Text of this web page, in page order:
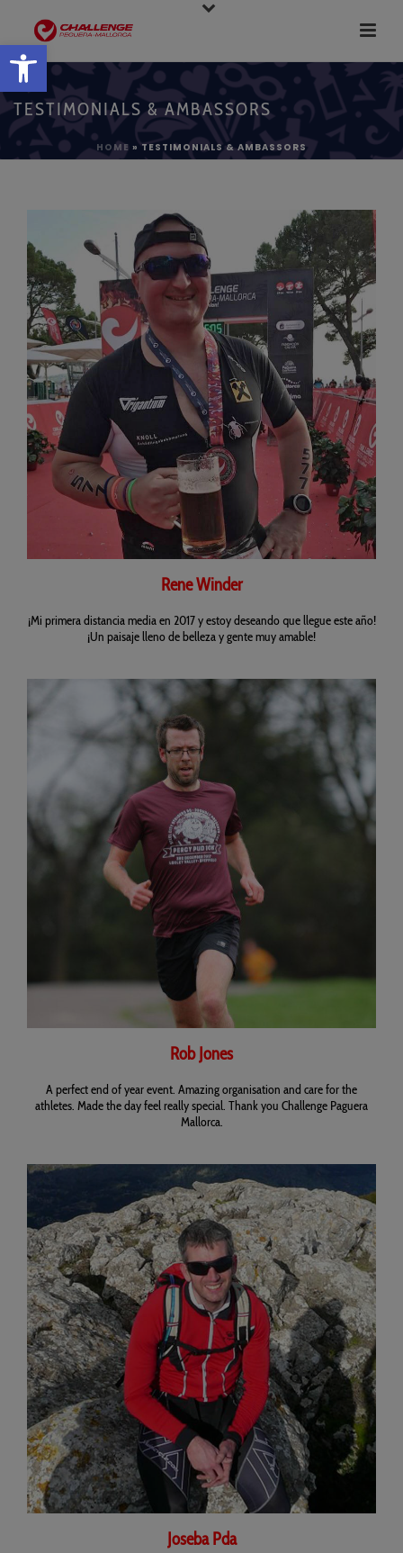
Open toolbar
TESTIMONIALS & AMBASSORS
HOME »TESTIMONIALS & AMBASSORS
Rene Winder
¡Mi primera distancia media en 2017 y estoy deseando que llegue este año!
¡Un paisaje lleno de belleza y gente muy amable!
Rob Jones
A perfect end of year event. Amazing organisation and care for the
athletes. Made the day feel really special. Thank you Challenge Paguera
Mallorca.
Joseba Pda